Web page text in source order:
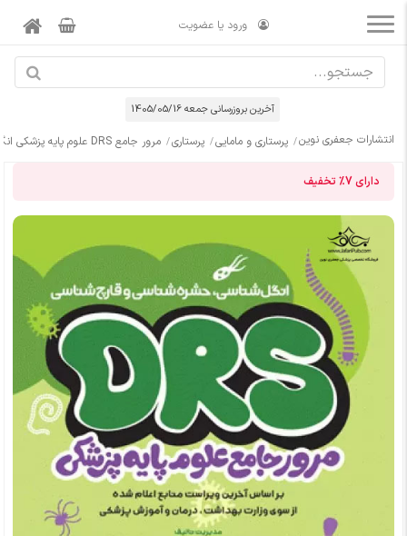
ورود یا عضویت
آخرین بروزرسانی جمعه 1405/05/16
انتشارات جعفری نوین پرستاری و مامایی پرستاری مرور جامع DRS علوم پایه پزشکی انگل شناسی، حشره شناسی و قارچ شناسی
دارای7% تخفیف